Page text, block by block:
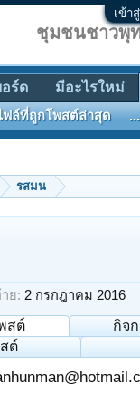
เข้า
รสมน
ย: 2 กรกฎาคม 2016
สต์
กิจ
ต์
ชุมชนชาวพุ
อร์ด มีอะไรใหม่
ฟล์ที่ถูกโพสต์ล่าสุด ...